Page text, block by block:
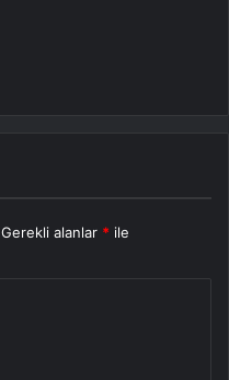
Gerekli alanlar * ile